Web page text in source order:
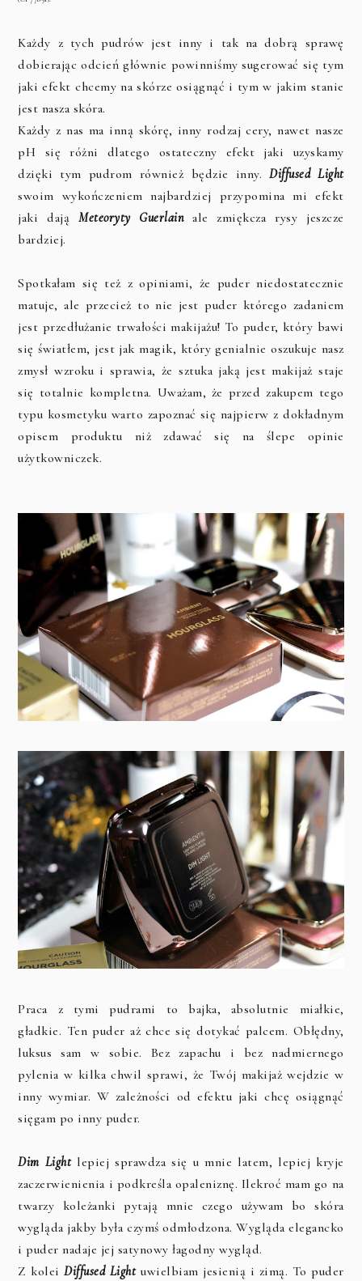
Każdy z tych pudrów jest inny i tak na dobrą sprawę
dobierając odcień głównie powinniśmy sugerować się tym
jaki efekt chcemy na skórze osiągnąć i tym w jakim stanie
jest nasza skóra.
Każdy z nas ma inną skórę, inny rodzaj cery, nawet nasze
pH się różni dlatego ostateczny efekt jaki uzyskamy
dzięki tym pudrom również będzie inny.Diffused Light
swoim wykończeniem najbardziej przypomina mi efekt
jaki dająMeteoryty Guerlainale zmiękcza rysy jeszcze
bardziej.
Spotkałam się też z opiniami, że puder niedostatecznie
matuje, ale przecież to nie jest puder którego zadaniem
jest przedłużanie trwałości makijażu! To puder, który bawi
się światłem, jest jak magik, który genialnie oszukuje nasz
zmysł wzroku i sprawia, że sztuka jaką jest makijaż staje
się totalnie kompletna. Uważam, że przed zakupem tego
typu kosmetyku warto zapoznać się najpierw z dokładnym
opisem produktu niż zdawać się na ślepe opinie
użytkowniczek.
Praca z tymi pudrami to bajka, absolutnie miałkie,
gładkie. Ten puder aż chce się dotykać palcem. Obłędny,
luksus sam w sobie. Bez zapachu i bez nadmiernego
pylenia w kilka chwil sprawi, że Twój makijaż wejdzie w
inny wymiar. W zależności od efektu jaki chcę osiągnąć
sięgam po inny puder.
Dim Lightlepiej sprawdza się u mnie latem, lepiej kryje
zaczerwienienia i podkreśla opaleniznę. Ilekroć mam go na
twarzy koleżanki pytają mnie czego używam bo skóra
wygląda jakby była czymś odmłodzona. Wygląda elegancko
i puder nadaje jej satynowy łagodny wygląd.
Z koleiDiffused Lightuwielbiam jesienią i zimą. To puder